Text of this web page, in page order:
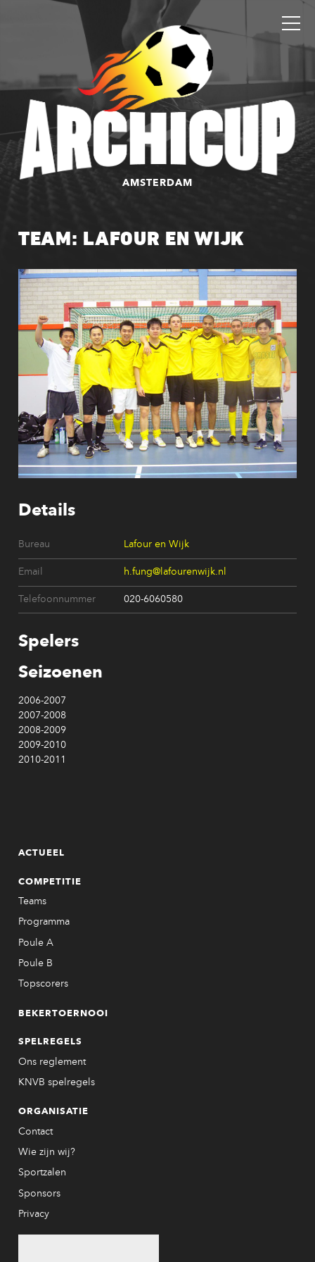
AMSTERDAM
TEAM: LAFOUR EN WIJK
Details
Bureau Lafour en Wijk
Email h.fung@lafourenwijk.nl
Telefoonnummer 020-6060580
Spelers
Seizoenen
2006-2007
2007-2008
2008-2009
2009-2010
2010-2011
ACTUEEL
COMPETITIE
Teams
Programma
Poule A
Poule B
Topscorers
BEKERTOERNOOI
SPELREGELS
Ons reglement
KNVB spelregels
ORGANISATIE
Contact
Wie zijn wij?
Sportzalen
Sponsors
Privacy